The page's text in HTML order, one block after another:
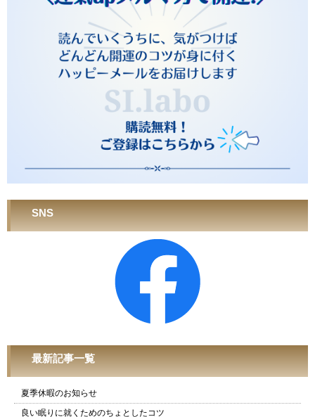
SNS
最新記事一覧
夏季休暇のお知らせ
良い眠りに就くためのちょとしたコツ